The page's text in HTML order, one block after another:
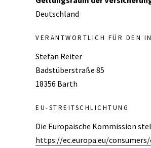
Deutschland
VERANTWORTLICH FÜR DEN
Stefan Reiter
Badstüberstraße 85
18356 Barth
EU-STREITSCHLICHTUNG
Die Europäische Kommission
https://ec.europa.eu/